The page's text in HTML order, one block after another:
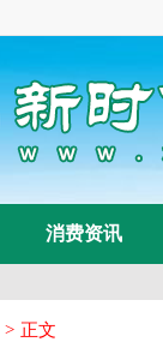
消费资讯
> 正文